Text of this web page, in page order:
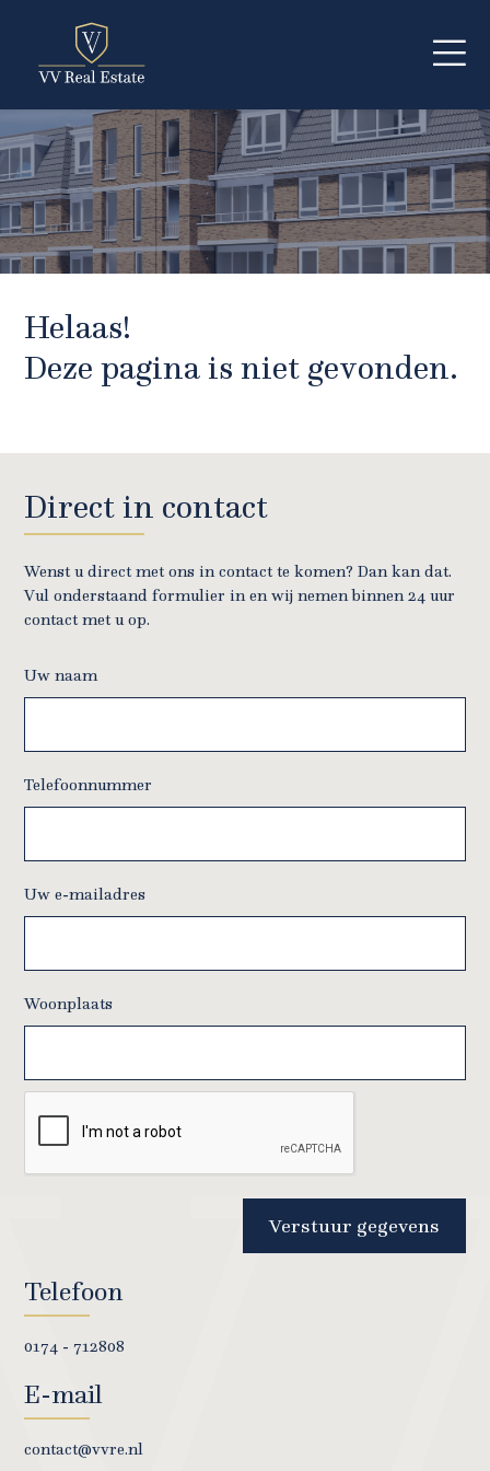
Helaas!
Deze pagina is niet gevonden.
Direct in contact
Wenst u direct met ons in contact te komen? Dan kan dat.
Vul onderstaand formulier in en wij nemen binnen 24 uur
contact met u op.
Uw naam
Telefoonnummer
Uw e-mailadres
Woonplaats
Verstuur gegevens
Telefoon
0174 - 712808
E-mail
contact@vvre.nl